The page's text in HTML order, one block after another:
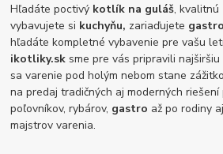
Hľadáte poctivý kotlík na guláš, kvalitnú
vybavujete si kuchyňu, zariaďujete
hľadáte kompletné vybavenie pre vašu
ikotliky.sk sme pre vás pripravili
sa varenie pod holým nebom stane
na predaj tradičných aj moderných riešení
poľovníkov, rybárov, gastro až po rodiny
majstrov varenia.